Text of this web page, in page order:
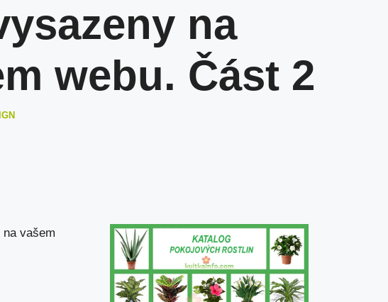
na
webu. Část 2
vašem